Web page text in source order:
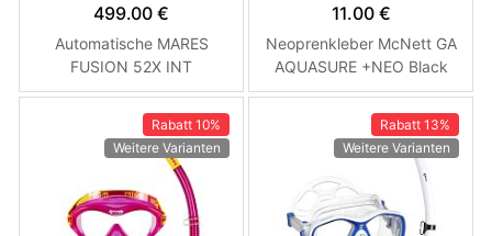
499.00 €
Automatische MARES
FUSION 52X INT
11.00 €
Neoprenkleber McNett GA
AQUASURE +NEO Black
Witch 28 ml
Rabatt 10%
Weitere Varianten
Rabatt 13%
Weitere Varianten